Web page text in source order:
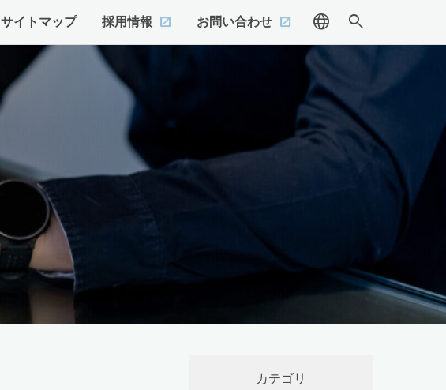
サイトマップ 採用情報 お問い合わせ language search
カテゴリ